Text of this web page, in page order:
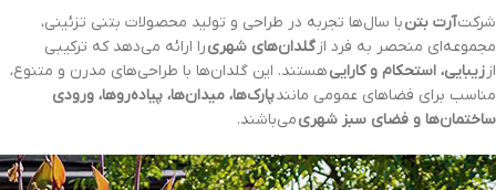
شرکتآرت بتنبا سال‌ها تجربه در طراحی و تولید محصولات بتنی تزئینی،
مجموعه‌ای منحصر به فرد ازگلدان‌های شهریرا ارائه می‌دهد که ترکیبی
اززیبایی، استحکام و کاراییهستند. این گلدان‌ها با طراحی‌های مدرن و متنوع،
مناسب برای فضاهای عمومی مانندپارک‌ها، میدان‌ها، پیاده‌روها، ورودی
ساختمان‌ها و فضای سبز شهریمی‌باشند.